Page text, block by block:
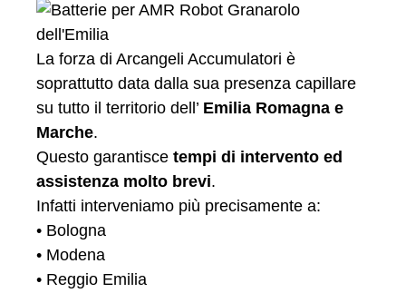
La forza di Arcangeli Accumulatori è
soprattutto data dalla sua presenza capillare
su tutto il territorio dell’ Emilia Romagna e
Marche.
Questo garantisce tempi di intervento ed
assistenza molto brevi.
Infatti interveniamo più precisamente a:
• Bologna
• Modena
• Reggio Emilia